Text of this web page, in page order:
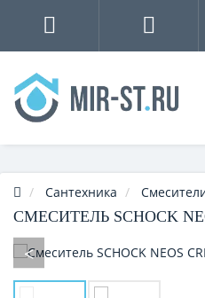
Сантехника
СМЕСИТЕЛЬ SCHOCK